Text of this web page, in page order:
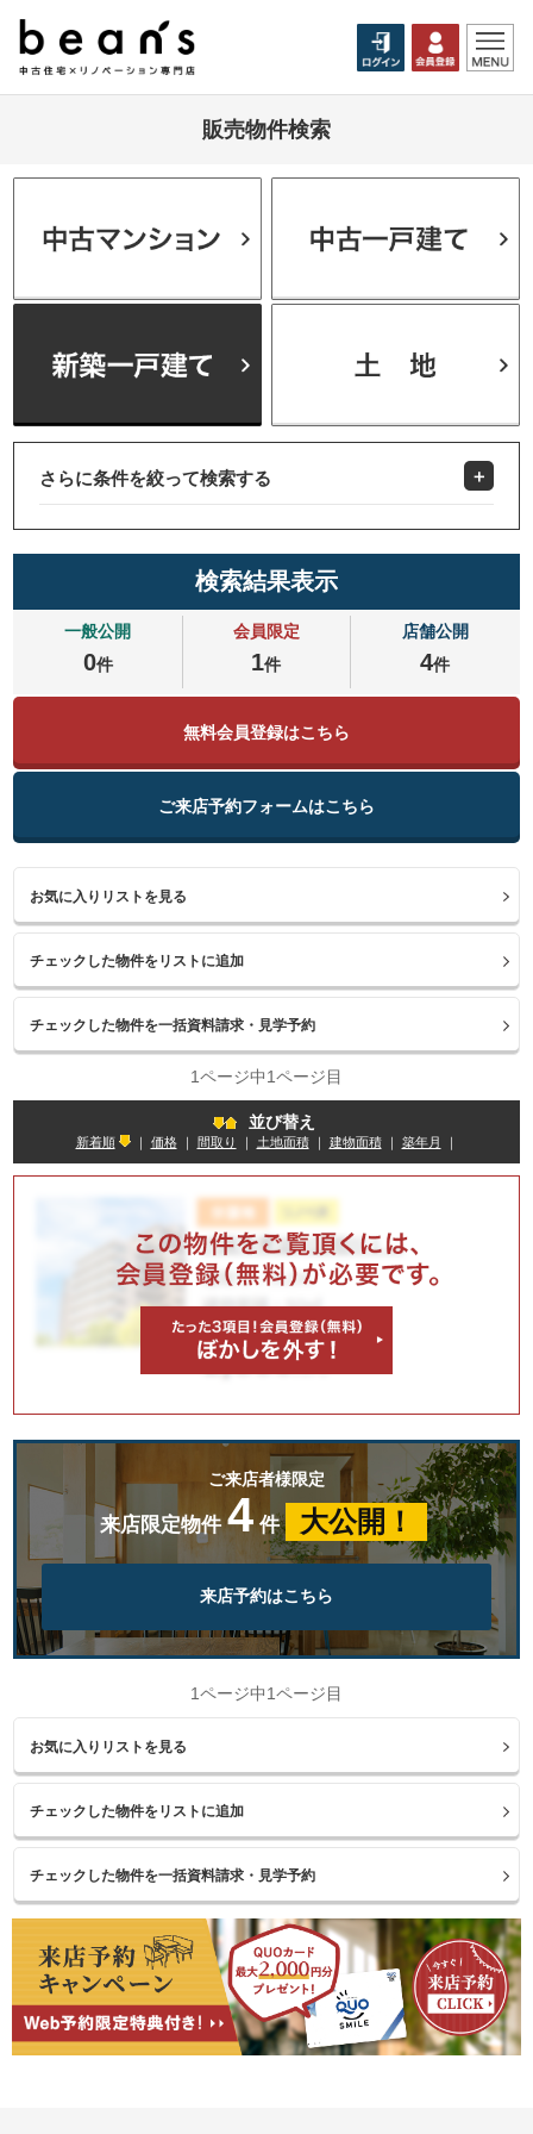
販売物件検索
さらに条件を絞って検索する
検索結果表示
一般公開
0件
会員限定
1件
店舗公開
4件
無料会員登録はこちら
ご来店予約フォームはこちら
お気に入りリストを見る
1ページ中1ページ目
並び替え
新着順 ｜ 価格｜ 間取り 土地面積｜ 建物面積｜ 築年月
ご来店者様限定
来店限定物件 4 件 大公開！
来店予約はこちら
1ページ中1ページ目
お気に入りリストを見る